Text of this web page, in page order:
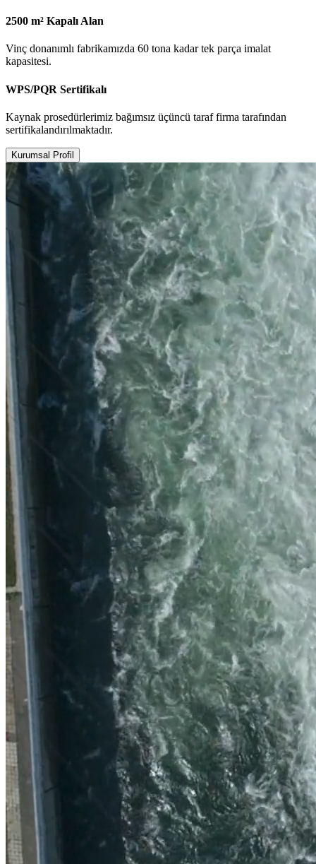
2500 m² Kapalı Alan
Vinç donanımlı fabrikamızda 60 tona kadar tek parça imalat
kapasitesi.
WPS/PQR Sertifikalı
Kaynak prosedürlerimiz bağımsız üçüncü taraf firma tarafından
sertifikalandırılmaktadır.
Kurumsal Profil